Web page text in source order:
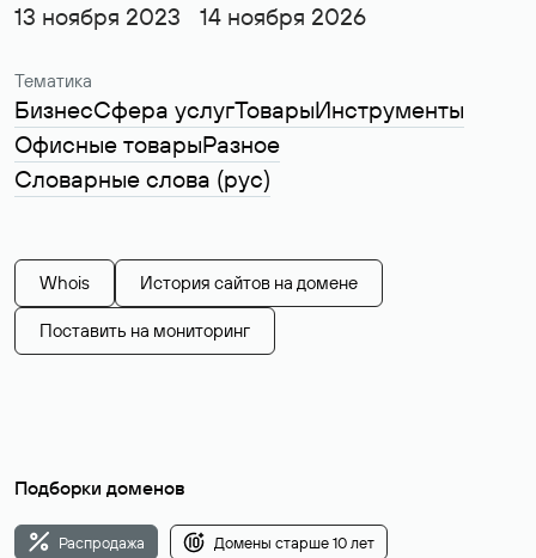
13 ноября 2023 14 ноября 2026
Тематика
БизнесСфера услугТоварыИнструменты
Офисные товарыРазное
Словарные слова (рус)
Whois История сайтов на домене
Поставить на мониторинг
Подборки доменов
Распродажа Домены старше 10 лет